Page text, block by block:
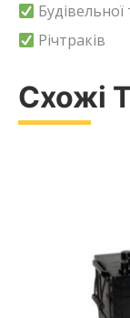
Будівельної
Річтраків
Схожі